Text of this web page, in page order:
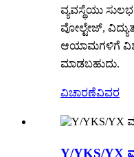
ವ್ಯವಸ್ಥೆಯು
ವೋಲ್ಟೇಜ್,
ಆಯಾಮಗಳಿಗೆ
ಮಾಡಬಹುದು.
ವಿಚಾರಣೆವಿವರ
Y/YKS/YX